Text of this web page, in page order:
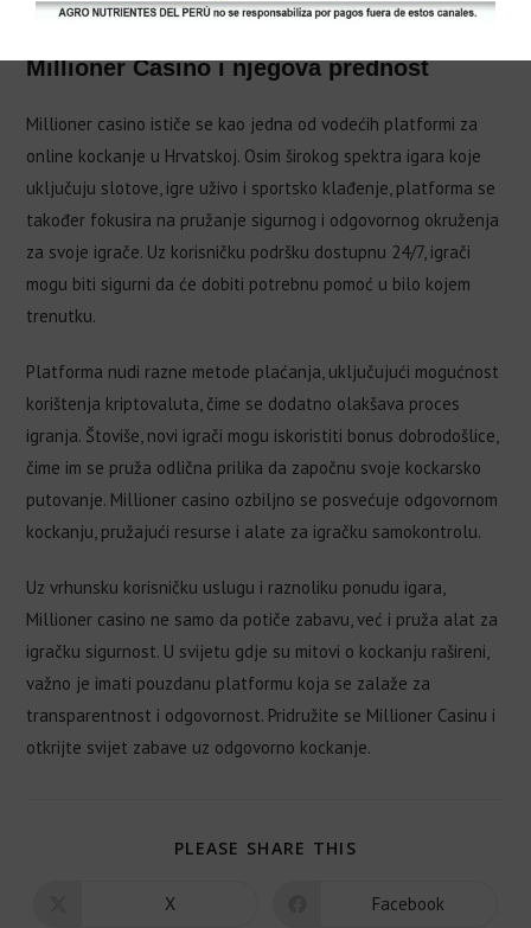
Millioner Casino i njegova prednost
Millioner casino ističe se kao jedna od vodećih platformi za
online kockanje u Hrvatskoj. Osim širokog spektra igara koje
uključuju slotove, igre uživo i sportsko klađenje, platforma se
također fokusira na pružanje sigurnog i odgovornog okruženja
za svoje igrače. Uz korisničku podršku dostupnu 24/7, igrači
mogu biti sigurni da će dobiti potrebnu pomoć u bilo kojem
trenutku.
Platforma nudi razne metode plaćanja, uključujući mogućnost
korištenja kriptovaluta, čime se dodatno olakšava proces
igranja. Štoviše, novi igrači mogu iskoristiti bonus dobrodošlice,
čime im se pruža odlična prilika da započnu svoje kockarsko
putovanje. Millioner casino ozbiljno se posvećuje odgovornom
kockanju, pružajući resurse i alate za igračku samokontrolu.
Uz vrhunsku korisničku uslugu i raznoliku ponudu igara,
Millioner casino ne samo da potiče zabavu, već i pruža alat za
igračku sigurnost. U svijetu gdje su mitovi o kockanju rašireni,
važno je imati pouzdanu platformu koja se zalaže za
transparentnost i odgovornost. Pridružite se Millioner Casinu i
otkrijte svijet zabave uz odgovorno kockanje.
PLEASE SHARE THIS
X Facebook